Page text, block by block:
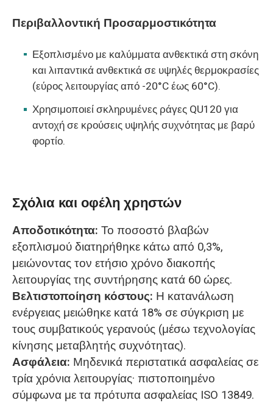
Περιβαλλοντική Προσαρμοστικότητα
Εξοπλισμένο με καλύμματα ανθεκτικά στη σκόνη
και λιπαντικά ανθεκτικά σε υψηλές θερμοκρασίες
(εύρος λειτουργίας από -20°C έως 60°C).
Χρησιμοποιεί σκληρυμένες ράγες QU120 για
αντοχή σε κρούσεις υψηλής συχνότητας με βαρύ
φορτίο.
Σχόλια και οφέλη χρηστών
Αποδοτικότητα: Το ποσοστό βλαβών
εξοπλισμού διατηρήθηκε κάτω από 0,3%,
μειώνοντας τον ετήσιο χρόνο διακοπής
λειτουργίας της συντήρησης κατά 60 ώρες.
Βελτιστοποίηση κόστους: Η κατανάλωση
ενέργειας μειώθηκε κατά 18% σε σύγκριση με
τους συμβατικούς γερανούς (μέσω τεχνολογίας
κίνησης μεταβλητής συχνότητας).
Ασφάλεια: Μηδενικά περιστατικά ασφαλείας σε
τρία χρόνια λειτουργίας· πιστοποιημένο
σύμφωνα με τα πρότυπα ασφαλείας ISO 13849.